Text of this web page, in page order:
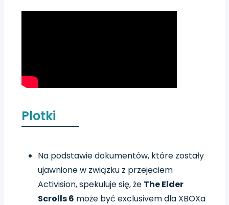
Plotki
Na podstawie dokumentów, które zostały
ujawnione w związku z przejęciem
Activision, spekuluje się, że The Elder
Scrolls 6 może być exclusivem dla XBOXa